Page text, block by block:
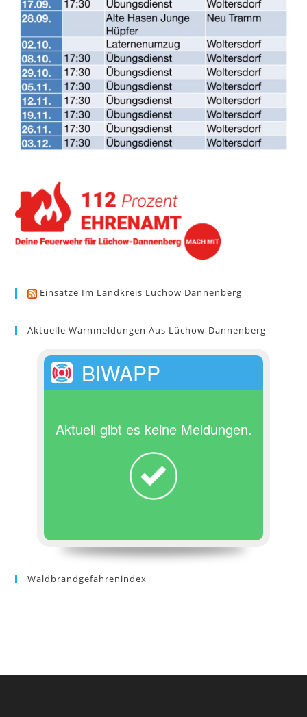
Einsätze Im Landkreis Lüchow Dannenberg
Aktuelle Warnmeldungen Aus Lüchow-Dannenberg
BIWAPP
Aktuell gibt es keine Meldungen.
Waldbrandgefahrenindex